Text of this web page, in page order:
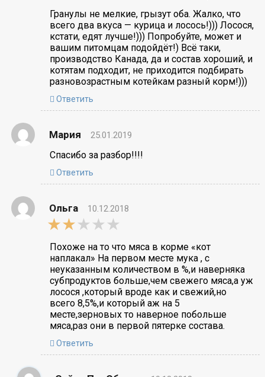
Гранулы не мелкие, грызут оба. Жалко, что
всего два вкуса — курица и лосось!))) Лосося,
кстати, едят лучше!))) Попробуйте, может и
вашим питомцам подойдёт!) Всё таки,
производство Канада, да и состав хороший, и
котятам подходит, не приходится подбирать
разновозрастным котейкам разный корм!)))
Ответить
Мария 25.01.2019
Спасибо за разбор!!!!
Ответить
Ольга
10.12.2018
2,0
rating
Похоже на то что мяса в корме «кот
наплакал» На первом месте мука , с
неуказанным количеством в %,и наверняка
субпродуктов больше,чем свежего мяса,а уж
лосося ,который вроде как и свежий,но
всего 8,5%,и который аж на 5
месте,зерновых то наверное побольше
мяса,раз они в первой пятерке состава.
Ответить